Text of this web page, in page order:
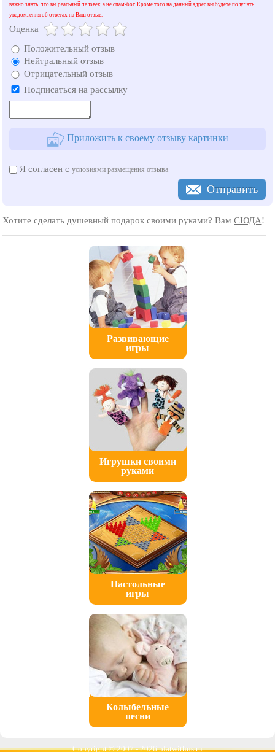
важно знать, что вы реальный человек, а не спам-бот. Кроме того на данный адрес вы будете получать
уведомления об ответах на Ваш отзыв.
Оценка
Положительный отзыв
Нейтральный отзыв
Отрицательный отзыв
Подписаться на рассылку
Приложить к своему отзыву картинки
Я согласен сусловиями размещения отзыва
Отправить
Хотите сделать душевный подарок своими руками? ВамСЮДА!
Развивающие
игры
Игрушки своими
руками
Настольные
игры
Колыбельные
песни
Copyright © 2007 -2026 platwithus.ru